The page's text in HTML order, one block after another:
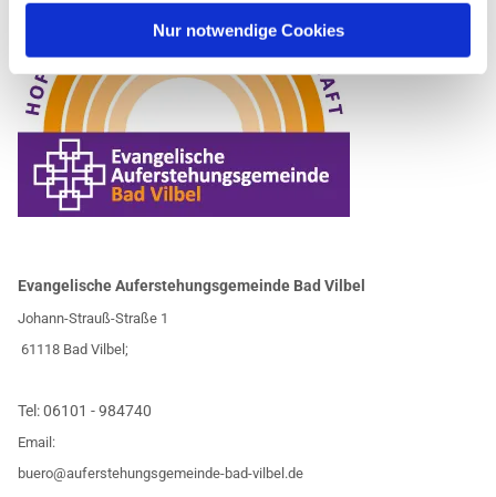
Nur notwendige Cookies
Evangelische Auferstehungsgemeinde Bad Vilbel
Johann-Strauß-Straße 1
61118 Bad Vilbel;
Tel:06101 - 984740
Email:
buero@auferstehungsgemeinde-bad-vilbel.de